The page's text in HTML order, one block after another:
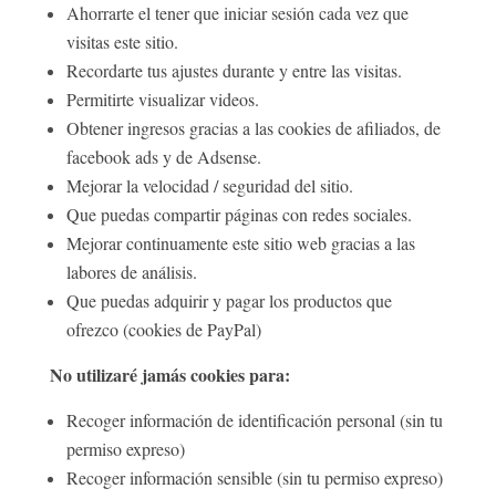
Ahorrarte el tener que iniciar sesión cada vez que
visitas este sitio.
Recordarte tus ajustes durante y entre las visitas.
Permitirte visualizar videos.
Obtener ingresos gracias a las cookies de afiliados, de
facebook ads y de Adsense.
Mejorar la velocidad / seguridad del sitio.
Que puedas compartir páginas con redes sociales.
Mejorar continuamente este sitio web gracias a las
labores de análisis.
Que puedas adquirir y pagar los productos que
ofrezco (cookies de PayPal)
No utilizaré jamás cookies para:
Recoger información de identificación personal (sin tu
permiso expreso)
Recoger información sensible (sin tu permiso expreso)